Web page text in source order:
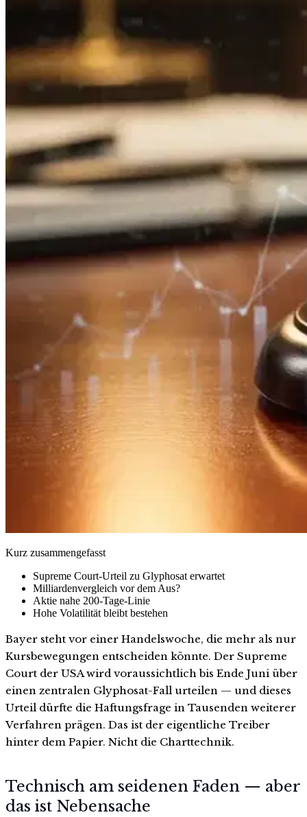
Kurz zusammengefasst
Supreme Court-Urteil zu Glyphosat erwartet
Milliardenvergleich vor dem Aus?
Aktie nahe 200-Tage-Linie
Hohe Volatilität bleibt bestehen
Bayer steht vor einer Handelswoche, die mehr als nur
Kursbewegungen entscheiden könnte. Der Supreme
Court der USA wird voraussichtlich bis Ende Juni über
einen zentralen Glyphosat-Fall urteilen — und dieses
Urteil dürfte die Haftungsfrage in Tausenden weiterer
Verfahren prägen. Das ist der eigentliche Treiber
hinter dem Papier. Nicht die Charttechnik.
Technisch am seidenen Faden — aber
das ist Nebensache